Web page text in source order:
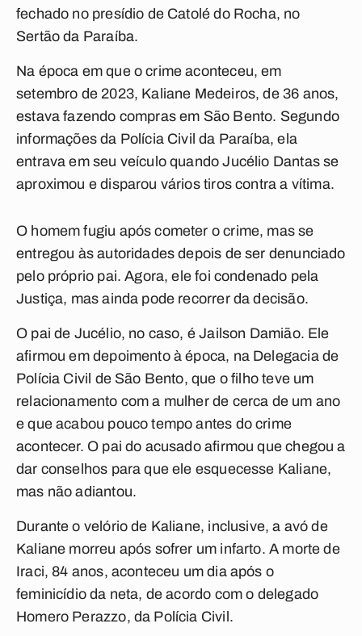
fechado no presídio de Catolé do Rocha, no
Sertão da Paraíba.
Na época em que o crime aconteceu, em
setembro de 2023, Kaliane Medeiros, de 36 anos,
estava fazendo compras em São Bento. Segundo
informações da Polícia Civil da Paraíba, ela
entrava em seu veículo quando Jucélio Dantas se
aproximou e disparou vários tiros contra a vítima.
O homem fugiu após cometer o crime, mas se
entregou às autoridades depois de ser denunciado
pelo próprio pai. Agora, ele foi condenado pela
Justiça, mas ainda pode recorrer da decisão.
O pai de Jucélio, no caso, é Jailson Damião. Ele
afirmou em depoimento à época, na Delegacia de
Polícia Civil de São Bento, que o filho teve um
relacionamento com a mulher de cerca de um ano
e que acabou pouco tempo antes do crime
acontecer. O pai do acusado afirmou que chegou a
dar conselhos para que ele esquecesse Kaliane,
mas não adiantou.
Durante o velório de Kaliane, inclusive, a avó de
Kaliane morreu após sofrer um infarto. A morte de
Iraci, 84 anos, aconteceu um dia após o
feminicídio da neta, de acordo com o delegado
Homero Perazzo, da Polícia Civil.